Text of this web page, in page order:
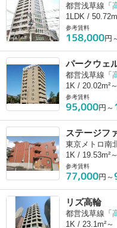
都営浅草線「
1LDK /
参考賃料
158,000円
パークウェ
都営浅草線「
1K / 20.02m²～
参考賃料
95,000円～
ステージフ
東京メトロ南
1K / 19.53m²～
参考賃料
77,000円～
リズ高輪
都営浅草線「
1K / 23.1m²～